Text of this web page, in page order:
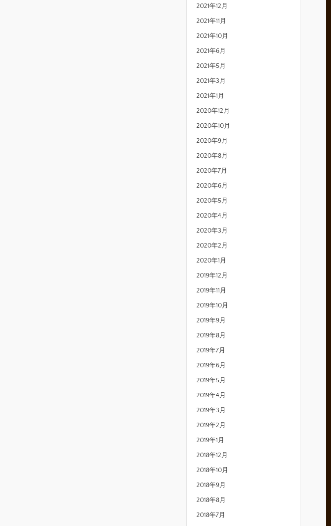
2021年12月
2021年11月
2021年10月
2021年6月
2021年5月
2021年3月
2021年1月
2020年12月
2020年10月
2020年9月
2020年8月
2020年7月
2020年6月
2020年5月
2020年4月
2020年3月
2020年2月
2020年1月
2019年12月
2019年11月
2019年10月
2019年9月
2019年8月
2019年7月
2019年6月
2019年5月
2019年4月
2019年3月
2019年2月
2019年1月
2018年12月
2018年10月
2018年9月
2018年8月
2018年7月